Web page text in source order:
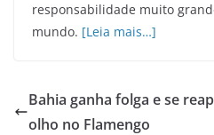
responsabilidade muito
mundo. [Leia mais…]
Bahia ganha folga e se
olho no Flamengo